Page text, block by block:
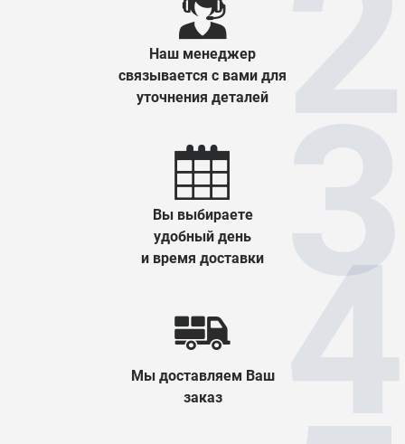
Наш менеджер
связывается с вами для
уточнения деталей
Вы выбираете
удобный день
и время доставки
Мы доставляем Ваш
заказ